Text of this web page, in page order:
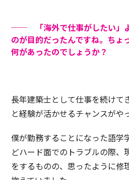
── 「海外で仕事がしたい」
のが目的だったんですね。ちょ
何があったのでしょうか？
長年建築士として仕事を続けて
と経験が活かせるチャンスがや
僕が勤務することになった語学
どハード面でのトラブルの際、
をするものの、思ったように修